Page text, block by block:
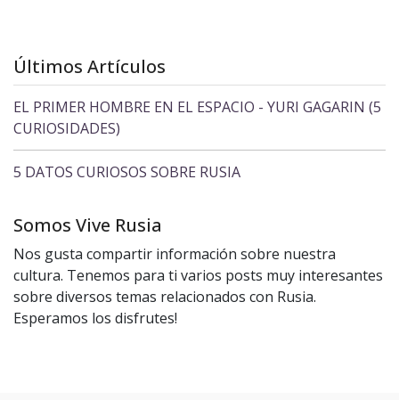
Últimos Artículos
EL PRIMER HOMBRE EN EL ESPACIO - YURI GAGARIN (5
CURIOSIDADES)
5 DATOS CURIOSOS SOBRE RUSIA
Somos Vive Rusia
Nos gusta compartir información sobre nuestra
cultura. Tenemos para ti varios posts muy interesantes
sobre diversos temas relacionados con Rusia.
Esperamos los disfrutes!